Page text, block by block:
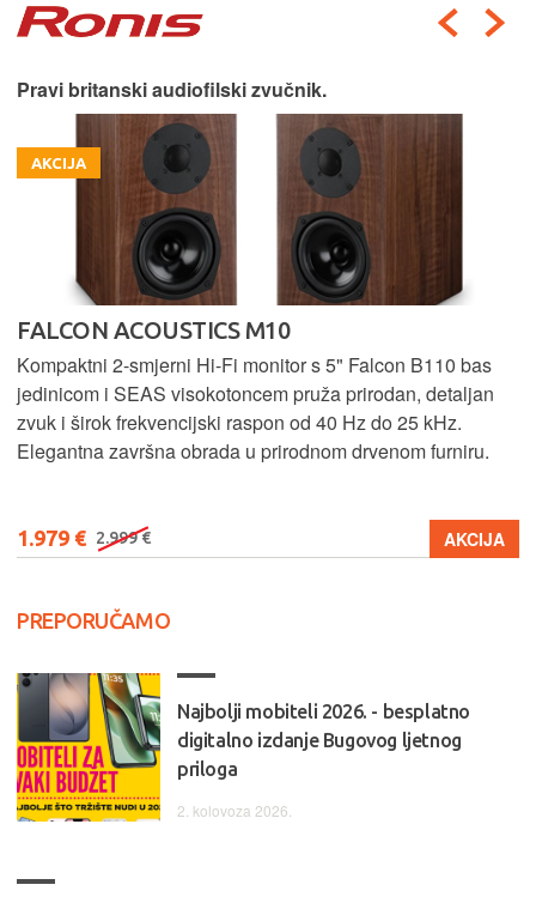
Pravi britanski audiofilski zvučnik.
AKCIJA
FALCON ACOUSTICS M10
Kompaktni 2-smjerni Hi-Fi monitor s 5" Falcon B110 bas
jedinicom i SEAS visokotoncem pruža prirodan, detaljan
zvuk i širok frekvencijski raspon od 40 Hz do 25 kHz.
Elegantna završna obrada u prirodnom drvenom furniru.
1.979 € 2.999 € AKCIJA
PREPORUČAMO
Najbolji mobiteli 2026. - besplatno
digitalno izdanje Bugovog ljetnog
priloga
2. kolovoza 2026.